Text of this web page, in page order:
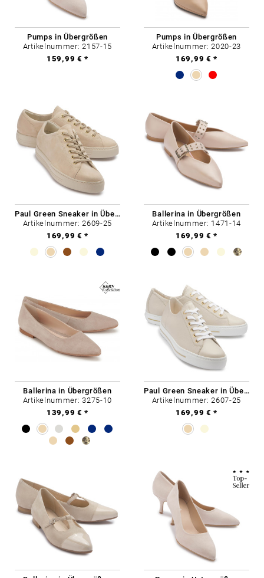
Pumps in Übergrößen
Artikelnummer: 2157-15
159,99 € *
Pumps in Übergrößen
Artikelnummer: 2020-23
169,99 € *
Paul Green Sneaker in Übergrößen
Artikelnummer: 2609-25
169,99 € *
Ballerina in Übergrößen
Artikelnummer: 1471-14
169,99 € *
Ballerina in Übergrößen
Artikelnummer: 3275-10
139,99 € *
Paul Green Sneaker in Übergrößen
Artikelnummer: 2607-25
169,99 € *